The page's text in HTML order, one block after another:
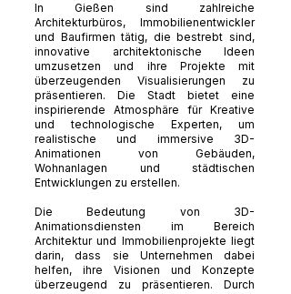
In Gießen sind zahlreiche
Architekturbüros, Immobilienentwickler
und Baufirmen tätig, die bestrebt sind,
innovative architektonische Ideen
umzusetzen und ihre Projekte mit
überzeugenden Visualisierungen zu
präsentieren. Die Stadt bietet eine
inspirierende Atmosphäre für Kreative
und technologische Experten, um
realistische und immersive 3D-
Animationen von Gebäuden,
Wohnanlagen und städtischen
Entwicklungen zu erstellen.
Die Bedeutung von 3D-
Animationsdiensten im Bereich
Architektur und Immobilienprojekte liegt
darin, dass sie Unternehmen dabei
helfen, ihre Visionen und Konzepte
überzeugend zu präsentieren. Durch